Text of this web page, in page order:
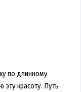
по длинному
красоту. Путь